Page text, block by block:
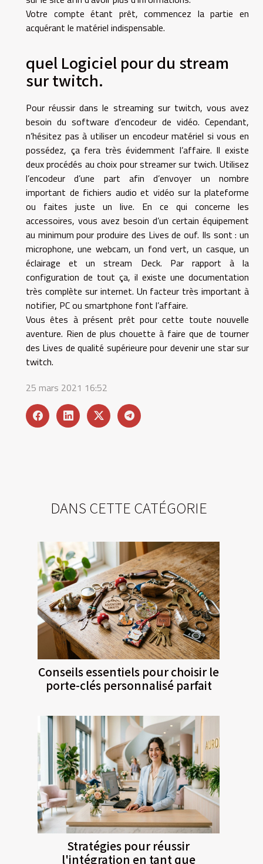
DANS CETTE CATÉGORIE
Conseils essentiels pour choisir le
porte-clés personnalisé parfait
Stratégies pour réussir
l'intégration en tant que
Votre compte étant prêt, commencez la partie en
acquérant le matériel indispensable.
quel Logiciel pour du stream
sur twitch.
Pour réussir dans le streaming sur twitch, vous avez
besoin du software d’encodeur de vidéo. Cependant,
n’hésitez pas à utiliser un encodeur matériel si vous en
possédez, ça fera très évidemment l’affaire. Il existe
deux procédés au choix pour streamer sur twich. Utilisez
l’encodeur d’une part afin d’envoyer un nombre
important de fichiers audio et vidéo sur la plateforme
ou faites juste un live. En ce qui concerne les
accessoires, vous avez besoin d’un certain équipement
au minimum pour produire des Lives de ouf. Ils sont : un
microphone, une webcam, un fond vert, un casque, un
éclairage et un stream Deck. Par rapport à la
configuration de tout ça, il existe une documentation
très complète sur internet. Un facteur très important à
notifier, PC ou smartphone font l’affaire.
Vous êtes à présent prêt pour cette toute nouvelle
aventure. Rien de plus chouette à faire que de tourner
des Lives de qualité supérieure pour devenir une star sur
twitch.
25 mars 2021 16:52